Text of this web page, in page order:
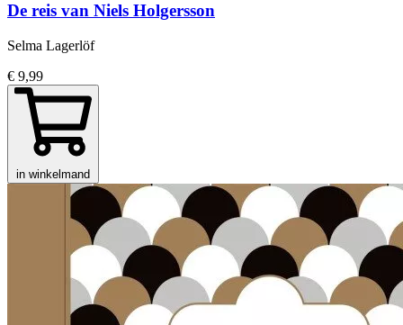
De reis van Niels Holgersson
Selma Lagerlöf
€ 9,99
in winkelmand